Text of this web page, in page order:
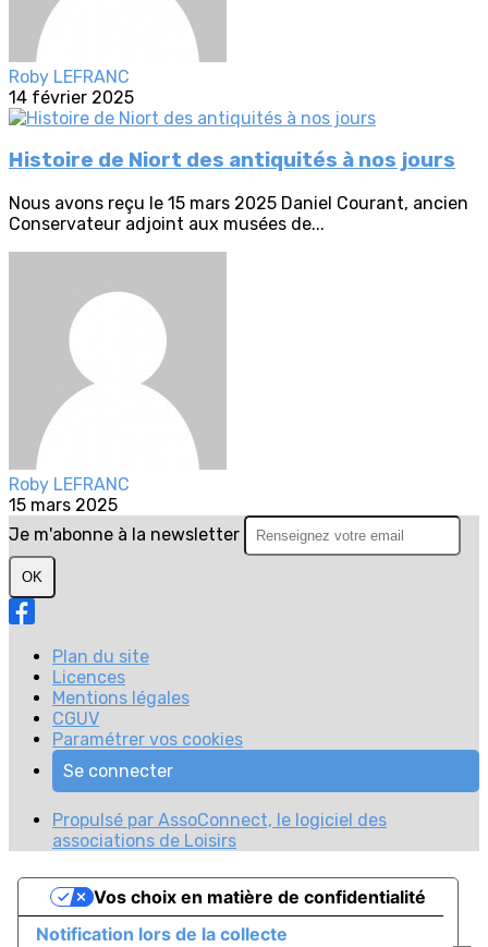
Roby LEFRANC
14 février 2025
Histoire de Niort des antiquités à nos jours
Nous avons reçu le 15 mars 2025 Daniel Courant, ancien
Conservateur adjoint aux musées de...
Roby LEFRANC
15 mars 2025
Je m'abonne à la newsletter
OK
Plan du site
Licences
Mentions légales
CGUV
Paramétrer vos cookies
Se connecter
Propulsé par AssoConnect, le logiciel des
associations de Loisirs
Notification lors de la collecte
Vos choix en matière de confidentialité